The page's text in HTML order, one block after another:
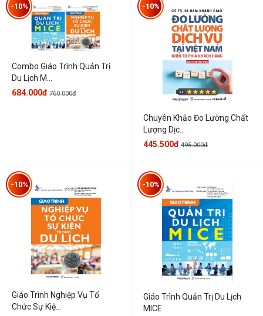
Combo Giáo Trình Quản Trị
Du Lịch M...
-10%
684.000đ 760.000đ
Chuyên Khảo Đo Lường Chất
Lượng Dịc...
-10%
445.500đ 495.000đ
Giáo Trình Nghiệp Vụ Tổ
Chức Sự Kiệ...
-10%
Giáo Trình Quản Trị Du Lịch
MICE
-10%